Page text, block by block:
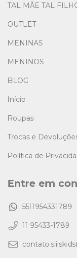
TAL MÃE TAL
OUTLET
MENINAS
MENINOS
BLOG
Início
Roupas
Trocas e
Política de
Entre em
5511954331789
11 95433-1789